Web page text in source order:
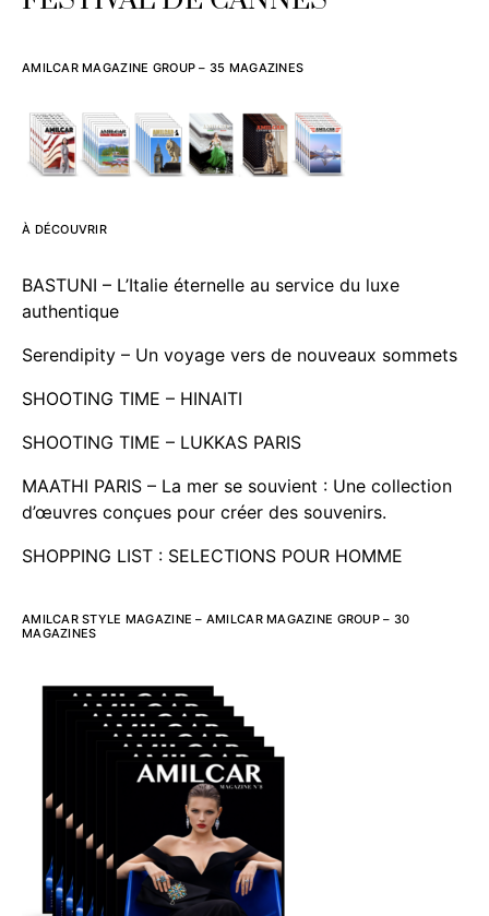
AMILCAR MAGAZINE GROUP – 35 MAGAZINES
À DÉCOUVRIR
BASTUNI – L’Italie éternelle au service du luxe
authentique
Serendipity – Un voyage vers de nouveaux sommets
SHOOTING TIME – HINAITI
SHOOTING TIME – LUKKAS PARIS
MAATHI PARIS – La mer se souvient : Une collection
d’œuvres conçues pour créer des souvenirs.
SHOPPING LIST : SELECTIONS POUR HOMME
AMILCAR STYLE MAGAZINE – AMILCAR MAGAZINE GROUP – 30
MAGAZINES